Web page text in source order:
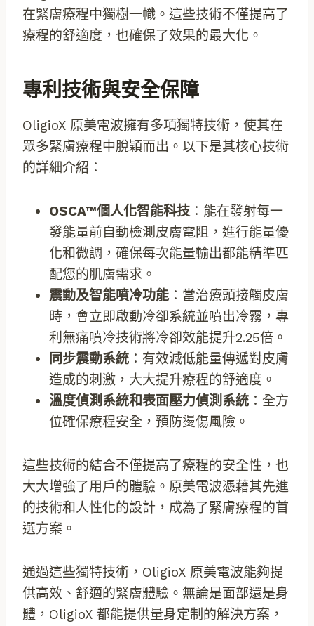
在緊膚療程中獨樹一幟。這些技術不僅提高了
療程的舒適度，也確保了效果的最大化。
專利技術與安全保障
OligioX 原美電波擁有多項獨特技術，使其在
眾多緊膚療程中脫穎而出。以下是其核心技術
的詳細介紹：
OSCA™個人化智能科技：能在發射每一
發能量前自動檢測皮膚電阻，進行能量優
化和微調，確保每次能量輸出都能精準匹
配您的肌膚需求。
震動及智能噴冷功能 ：當治療頭接觸皮膚
時，會立即啟動冷卻系統並噴出冷霧，專
利無痛噴冷技術將冷卻效能提升2.25倍。
同步震動系統 ：有效減低能量傳遞對皮膚
造成的刺激，大大提升療程的舒適度。
溫度偵測系統和表面壓力偵測系統 ：全方
位確保療程安全，預防燙傷風險。
這些技術的結合不僅提高了療程的安全性，也
大大增強了用戶的體驗。原美電波憑藉其先進
的技術和人性化的設計，成為了緊膚療程的首
選方案。
通過這些獨特技術，OligioX 原美電波能夠提
供高效、舒適的緊膚體驗。無論是面部還是身
體，OligioX 都能提供量身定制的解決方案，